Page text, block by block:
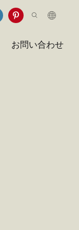
お問い合わせ